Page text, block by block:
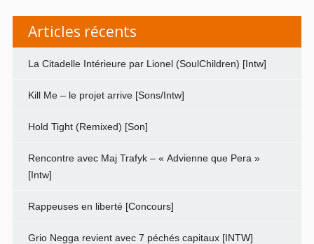
Articles récents
La Citadelle Intérieure par Lionel (SoulChildren) [Intw]
Kill Me – le projet arrive [Sons/Intw]
Hold Tight (Remixed) [Son]
Rencontre avec Maj Trafyk – « Advienne que Pera »
[Intw]
Rappeuses en liberté [Concours]
Grio Negga revient avec 7 péchés capitaux [INTW]